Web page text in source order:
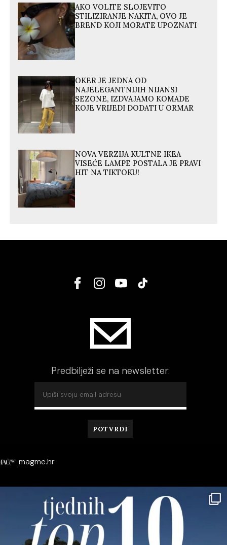
AKO VOLITE SLOJEVITO
STILIZIRANJE NAKITA, OVO JE
BREND KOJI MORATE UPOZNATI
OKER JE JEDNA OD
NAJELEGANTNIJIH NIJANSI
SEZONE, IZDVAJAMO KOMADE
KOJE VRIJEDI DODATI U ORMAR
NOVA VERZIJA KULTNE IKEA
VISEĆE LAMPE POSTALA JE PRAVI
HIT NA TIKTOKU!
Predbilježi se na newsletter:
magme.hr